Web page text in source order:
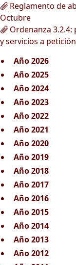
Reglamento de
Octubre
Ordenanza
y servicios a
Año 2026
Año 2025
Año 2024
Año 2023
Año 2022
Año 2021
Año 2020
Año 2019
Año 2018
Año 2017
Año 2016
Año 2015
Año 2014
Año 2013
Año 2012